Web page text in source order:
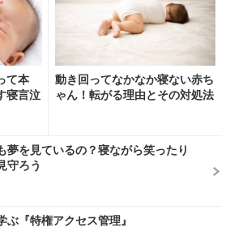
て本
寝言泣
動き回ってなかなか寝ない赤ち
ゃん！転がる理由とその対処法
夢を見ているの？寝ながら笑ったり
守ろう
ぶ『特権アクセス管理』